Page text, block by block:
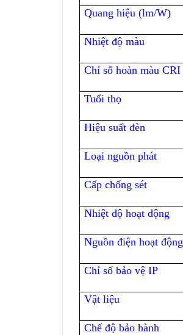
Quang hiệu (lm/W)
Nhiệt độ màu
Chỉ số hoàn màu CRI
Tuổi thọ
Hiệu suất đèn
Loại nguồn phát
Cấp chống sét
Nhiệt độ hoạt động
Nguồn điện hoạt động
Chỉ số bảo vệ IP
Vật liệu
Chế độ bảo hành